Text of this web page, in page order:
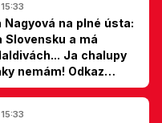
Nagyová na plné ústa:
Slovensku a má
Ja chalupy
nemám! Odkaz